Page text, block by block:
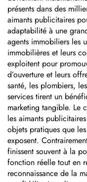
présents dans des
aimants publicitaires
adaptabilité à une
agents immobiliers les
immobilières et leurs
exploitent pour
d’ouverture et leurs
santé, les plombiers,
services tirent un
marketing tangible. Le
les aimants
objets pratiques que
exposent.
finissent souvent à la
fonction réelle tout en
reconnaissance de la